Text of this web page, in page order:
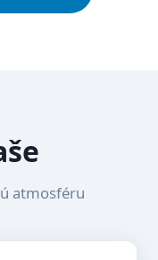
atmosféru